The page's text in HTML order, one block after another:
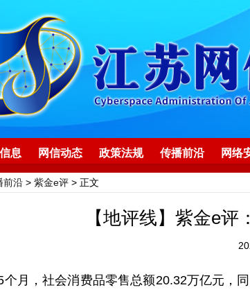
息 网信动态 政策法规 传播前沿 网络
前沿 > 紫金e评 > 正文
【地评线】紫金e
个月，社会消费品零售总额20.32万亿元，